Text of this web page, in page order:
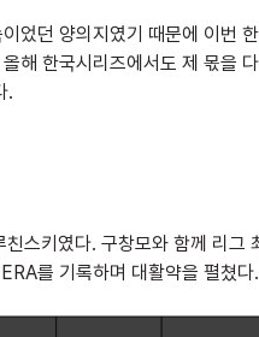
던 양의지였기 때문에 이번
해 한국시리즈에서도 제 몫을
.
스키였다. 구창모와 함께 리그
를 기록하며 대활약을 펼쳤다.